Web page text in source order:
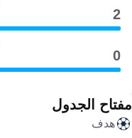
2
0
مفتاح الجدول
هدف